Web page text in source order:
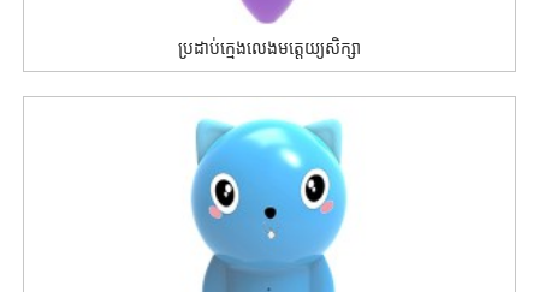
ប្រដាប់ក្មេងលេងមត្តេយ្យសិក្សា